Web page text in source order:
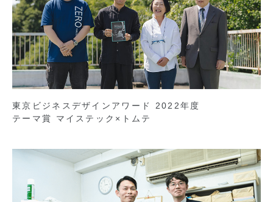
東京ビジネスデザインアワード 2022年度
テーマ賞 マイステック×トムテ